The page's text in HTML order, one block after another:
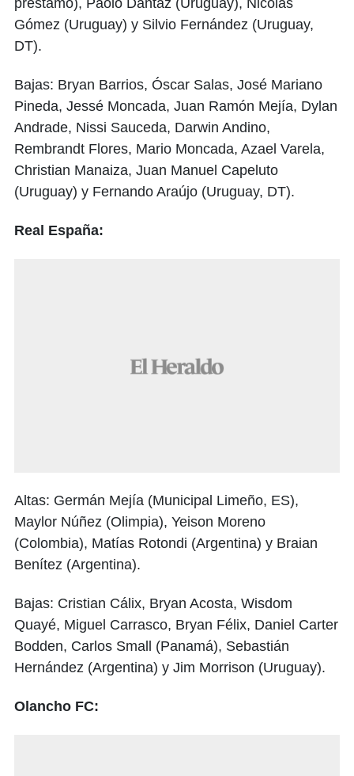
préstamo), Paolo Dantaz (Uruguay), Nicolás
Gómez (Uruguay) y Silvio Fernández (Uruguay,
DT).
Bajas: Bryan Barrios, Óscar Salas, José Mariano
Pineda, Jessé Moncada, Juan Ramón Mejía, Dylan
Andrade, Nissi Sauceda, Darwin Andino,
Rembrandt Flores, Mario Moncada, Azael Varela,
Christian Manaiza, Juan Manuel Capeluto
(Uruguay) y Fernando Araújo (Uruguay, DT).
Real España:
Altas: Germán Mejía (Municipal Limeño, ES),
Maylor Núñez (Olimpia), Yeison Moreno
(Colombia), Matías Rotondi (Argentina) y Braian
Benítez (Argentina).
Bajas: Cristian Cálix, Bryan Acosta, Wisdom
Quayé, Miguel Carrasco, Bryan Félix, Daniel Carter
Bodden, Carlos Small (Panamá), Sebastián
Hernández (Argentina) y Jim Morrison (Uruguay).
Olancho FC: